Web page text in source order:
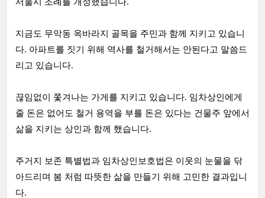
지금도 무악동 옥바라지 골목을 주민과 함께 지키고 있습니
다. 아파트를 짓기 위해 역사를 철거해서는 안된다고 말씀드
리고 있습니다.
끊임없이 쫓겨나는 가게를 지키고 있습니다. 임차상인에게
줄 돈은 없어도 철거 용역을 부를 돈은 있다는 건물주 앞에서
삶을 지키는 상인과 함께 했습니다.
주거지 보존 특별법과 임차상인보호법은 이웃의 눈물을 닦
아드리며 봄 처럼 따뜻한 삶을 만들기 위해 고민한 결과입니
다.